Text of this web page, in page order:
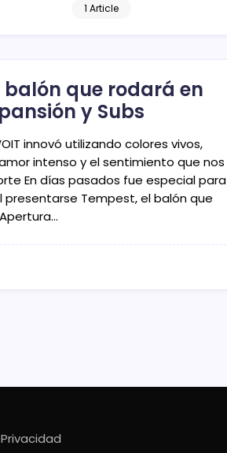
1 Article
balón que rodará en
y Subs
innovó utilizando colores vivos,
intenso y el sentimiento que nos
En días pasados fue especial para
presentarse Tempest, el balón que